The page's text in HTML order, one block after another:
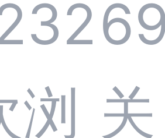
供应
浏 关